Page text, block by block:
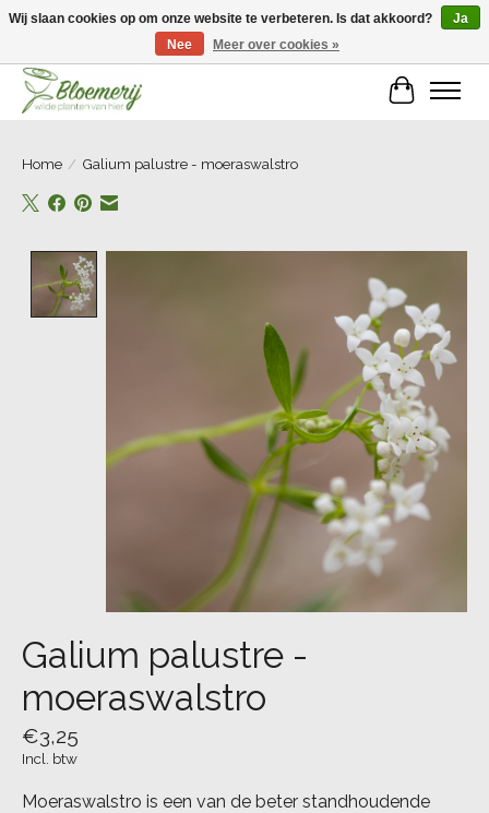
Home / Galium palustre - moeraswalstro
Galium palustre -
moeraswalstro
€3,25
Incl. btw
Moeraswalstro is een van de beter standhoudende
Wij slaan cookies op om onze website te verbeteren. Is dat akkoord?
Ja
Nee
Meer over cookies »